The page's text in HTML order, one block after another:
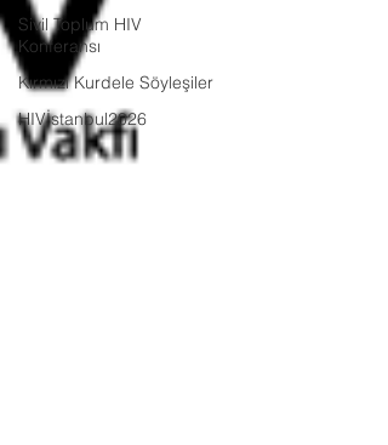
Sivil Toplum HIV
Konferansı
Kırmızı Kurdele Söyleşiler
HIVİstanbul2026